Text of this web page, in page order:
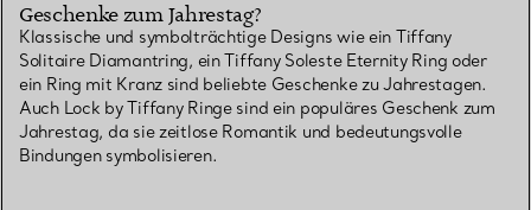
Geschenke zum Jahrestag?
Klassische und symbolträchtige Designs wie ein Tiffany
Solitaire Diamantring, ein Tiffany Soleste Eternity Ring oder
ein Ring mit Kranz sind beliebte Geschenke zu Jahrestagen.
Auch Lock by Tiffany Ringe sind ein populäres Geschenk zum
Jahrestag, da sie zeitlose Romantik und bedeutungsvolle
Bindungen symbolisieren.